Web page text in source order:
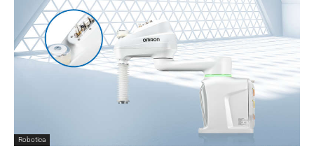
Robotica